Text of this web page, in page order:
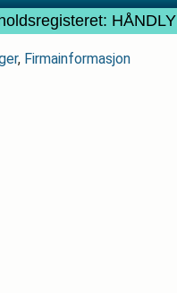
, Firmainformasjon